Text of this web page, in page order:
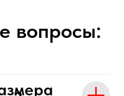
вопросы: